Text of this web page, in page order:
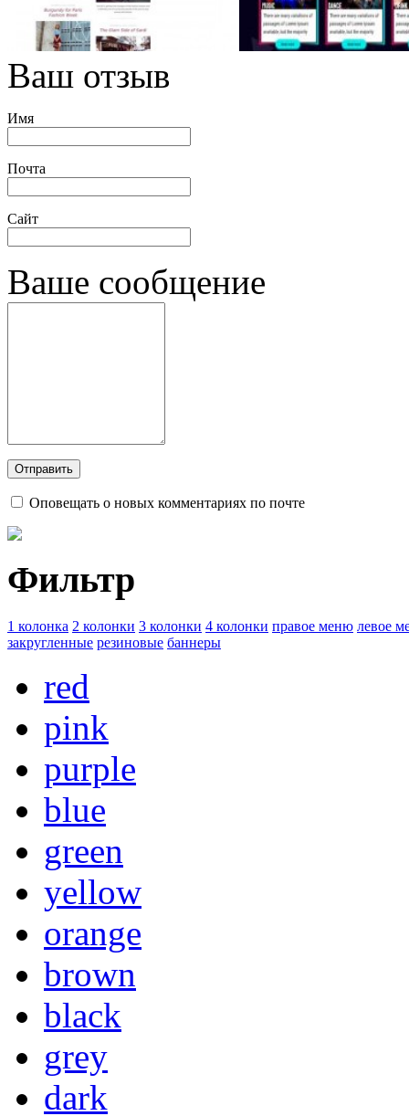
Ваш отзыв
Имя
Почта
Сайт
Ваше сообщение
Оповещать о новых комментариях по почте
Фильтр
1 колонка 2 колонки 3 колонки 4 колонки правое меню левое
закругленные резиновые баннеры
red
pink
purple
blue
green
yellow
orange
brown
black
grey
dark